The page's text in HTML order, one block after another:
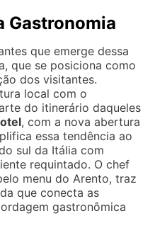
Gastronomia
que emerge dessa
que se posiciona como
dos visitantes.
local com o
do itinerário daqueles
, com a nova abertura
essa tendência ao
sul da Itália com
requintado. O chef
menu do Arento, traz
que conecta as
gastronômica